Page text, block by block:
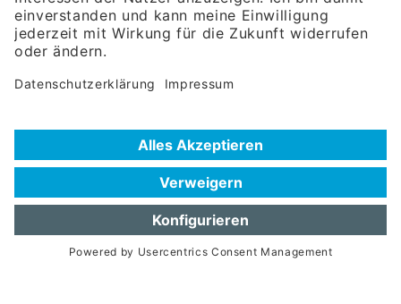
(Festnetz 14 ct/min, Mobil max. 42 ct/min)
Hotline
Datenschutzerklärung
Nutzungsbedingungen
Häufig gestellte Fragen (FAQ)